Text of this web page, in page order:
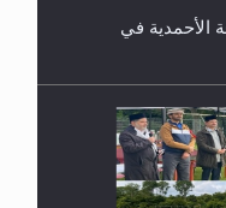
الأحمدية في